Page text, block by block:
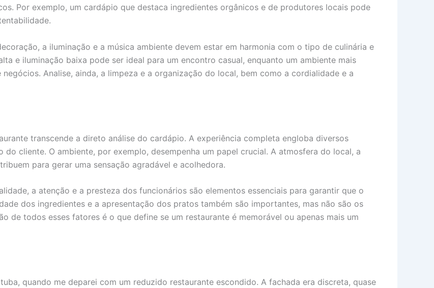
Por exemplo, um cardápio que destaca ingredientes orgânicos e de produtores locais pode
a iluminação e a música ambiente devem estar em harmonia com o tipo de culinária e
e iluminação baixa pode ser ideal para um encontro casual, enquanto um ambiente mais
Analise, ainda, a limpeza e a organização do local, bem como a cordialidade e a
transcende a direto análise do cardápio. A experiência completa engloba diversos
cliente. O ambiente, por exemplo, desempenha um papel crucial. A atmosfera do local, a
para gerar uma sensação agradável e acolhedora.
a atenção e a presteza dos funcionários são elementos essenciais para garantir que o
dos ingredientes e a apresentação dos pratos também são importantes, mas não são os
de todos esses fatores é o que define se um restaurante é memorável ou apenas mais um
quando me deparei com um reduzido restaurante escondido. A fachada era discreta, quase